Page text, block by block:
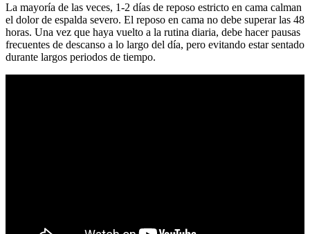
La mayoría de las veces, 1-2 días de reposo estricto en cama calman
el dolor de espalda severo. El reposo en cama no debe superar las 48
horas. Una vez que haya vuelto a la rutina diaria, debe hacer pausas
frecuentes de descanso a lo largo del día, pero evitando estar sentado
durante largos periodos de tiempo.